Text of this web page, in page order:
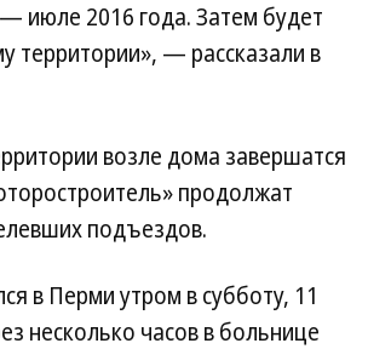
июле 2016 года. Затем будет
территории», — рассказали в
возле дома завершатся
продолжат
подъездов.
в Перми утром в субботу, 11
несколько часов в больнице